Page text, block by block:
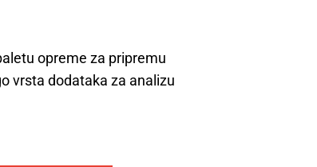
opreme za pripremu
vrsta dodataka za analizu